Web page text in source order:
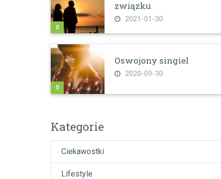
związku
2021-01-30
0
Oswojony singiel
2020-09-30
0
Kategorie
Ciekawostki
Lifestyle